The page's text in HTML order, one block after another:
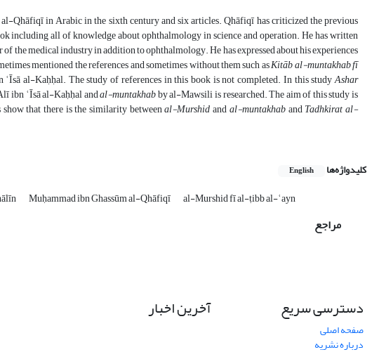
Qhāfiqī in Arabic in the sixth century and six articles. Qhāfiqī has criticized the previous
including all of knowledge about ophthalmology in science and operation. He has written
the medical industry in addition to ophthalmology. He has expressed about his experiences
mentioned the references and sometimes without them such asKitāb al-muntakhab fī
al-Kaḥḥal. The study of references in this book is not completed. In this studyAshar
ibn ʿĪsā al-Kaḥḥal andal-muntakhabby al-Mawsili is researched. The aim of this study is
that there is the similarity betweenal-Murshidandal-muntakhabandTadhkirat al-
کلیدواژه‌ها English
Muḥammad ibn Ghassūm al-Qhāfiqī al-Murshid fī al-ṭibb al-ʿayn
مراجع
دسترسی سریع
صفحه اصلی
درباره نشریه
آخرین اخبار